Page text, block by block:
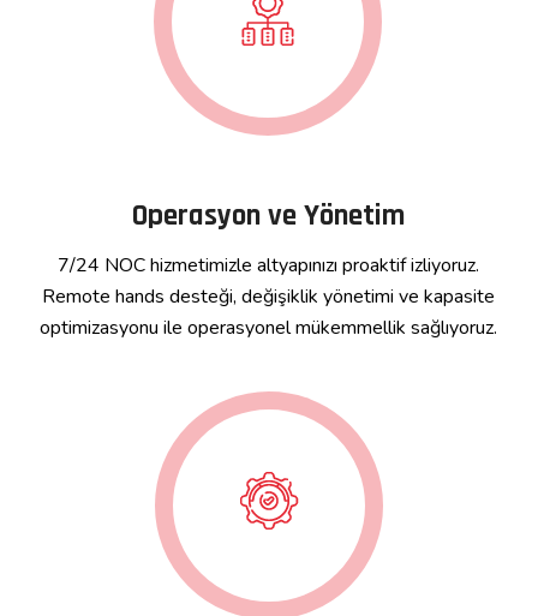
Operasyon ve Yönetim
7/24 NOC hizmetimizle altyapınızı proaktif izliyoruz.
Remote hands desteği, değişiklik yönetimi ve kapasite
optimizasyonu ile operasyonel mükemmellik sağlıyoruz.